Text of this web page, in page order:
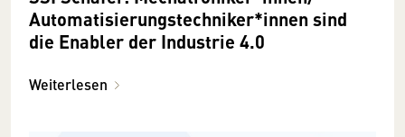
Automatisierungstechniker*innen sind
die Enabler der Industrie 4.0
Weiterlesen